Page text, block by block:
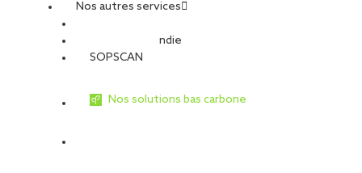
Nos autres services
Sécurité Incendie
SOPSCAN
Nos solutions bas carbone